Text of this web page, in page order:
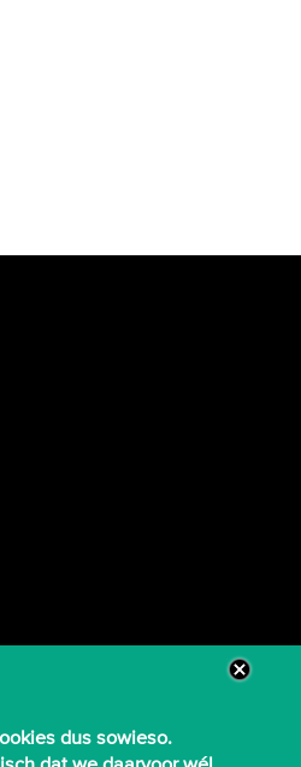
dus sowieso.